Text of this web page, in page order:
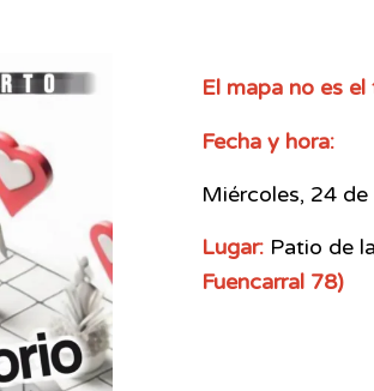
El mapa no es
Fecha y hora:
Miércoles, 24
Lugar: Patio de
Fuencarral 78)